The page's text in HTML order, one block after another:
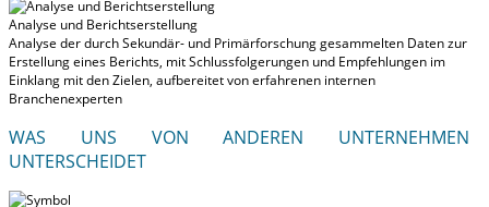
Analyse und Berichtserstellung
Analyse der durch Sekundär- und Primärforschung gesammelten Daten zur
Erstellung eines Berichts, mit Schlussfolgerungen und Empfehlungen im
Einklang mit den Zielen, aufbereitet von erfahrenen internen
Branchenexperten
WAS UNS VON ANDEREN UNTERNEHMEN
UNTERSCHEIDET